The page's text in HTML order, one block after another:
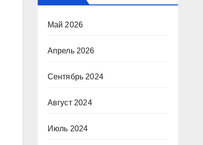
Май 2026
Апрель 2026
Сентябрь 2024
Август 2024
Июль 2024